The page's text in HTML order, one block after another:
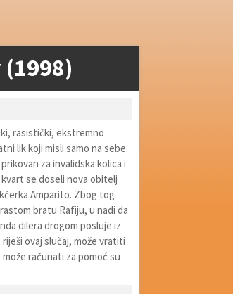
rasistički, ekstremno
lik koji misli samo na sebe.
za invalidska kolica i
se doseli nova obitelj
Amparito. Zbog tog
bratu Rafiju, u nadi da
dilera drogom posluje iz
ovaj slučaj, može vratiti
računati za pomoć su